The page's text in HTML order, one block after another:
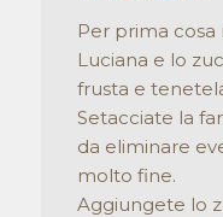
Per prima
Luciana e lo
frusta e
Setacciate la
da eliminare
molto fine.
Aggiungete lo